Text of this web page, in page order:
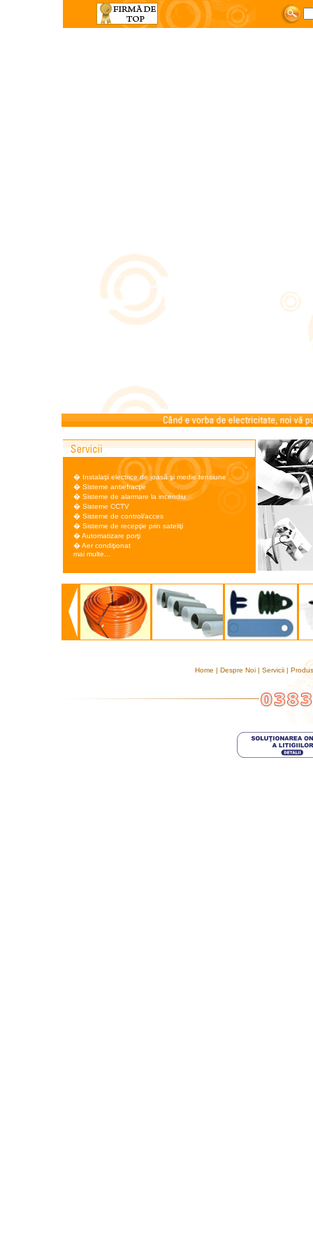
� Instalaţii electrice de joasă şi medie tensiune
� Sisteme antiefracţie
� Sisteme de alarmare la incendiu
� Sisteme CCTV
� Sisteme de control/acces
� Sisteme de recepţie prin sateliţi
�Automatizare porţi
�Aer condiţionat
mai multe...
Home | Despre Noi | Servicii |